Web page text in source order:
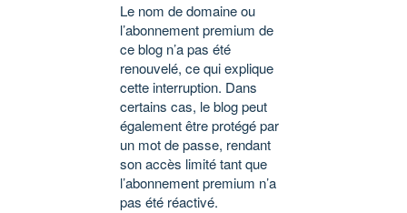
Le nom de domaine ou
l’abonnement premium de
ce blog n’a pas été
renouvelé, ce qui explique
cette interruption. Dans
certains cas, le blog peut
également être protégé par
un mot de passe, rendant
son accès limité tant que
l’abonnement premium n’a
pas été réactivé.